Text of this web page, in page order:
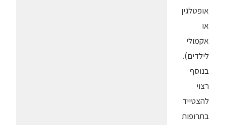
אופטלגין
או
אקמולי
לילדים).
בנוסף
רצוי
להצטייד
בתרופות